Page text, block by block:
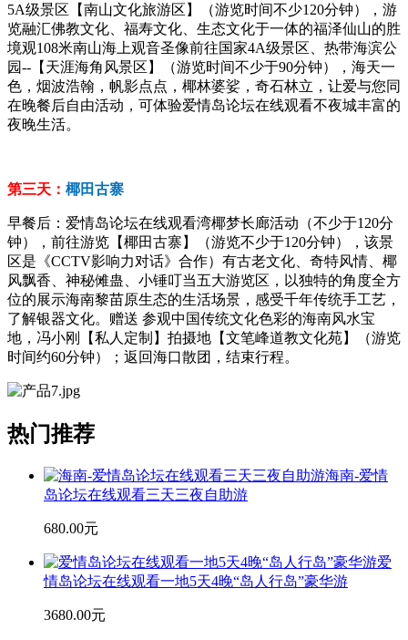
5A级景区【南山文化旅游区】（游览时间不少120分钟），游
览融汇佛教文化、福寿文化、生态文化于一体的福泽仙山的胜
境观108米南山海上观音圣像前往国家4A级景区、热带海滨公
园--【天涯海角风景区】（游览时间不少于90分钟），海天一
色，烟波浩翰，帆影点点，椰林婆娑，奇石林立，让爱与您同
在晚餐后自由活动，可体验爱情岛论坛在线观看不夜城丰富的
夜晚生活。
第三天： 椰田古寨
早餐后：爱情岛论坛在线观看湾椰梦长廊活动（不少于120分
钟），前往游览【椰田古寨】（游览不少于120分钟），该景
区是《CCTV影响力对话》合作）有古老文化、奇特风情、椰
风飘香、神秘傩蛊、小锤叮当五大游览区，以独特的角度全方
位的展示海南黎苗原生态的生活场景，感受千年传统手工艺，
了解银器文化。赠送 参观中国传统文化色彩的海南风水宝
地，冯小刚【私人定制】拍摄地【文笔峰道教文化苑】（游览
时间约60分钟）；返回海口散团，结束行程。
热门推荐
海南-爱情
岛论坛在线观看三天三夜自助游
680.00元
爱
情岛论坛在线观看一地5天4晚“岛人行岛”豪华游
3680.00元